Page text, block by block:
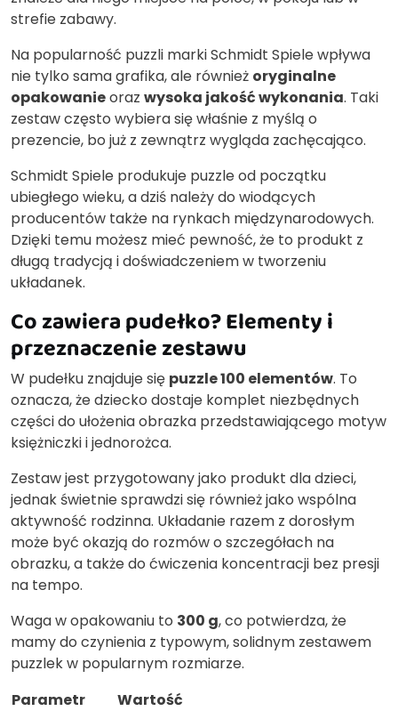
strefie zabawy.
Na popularność puzzli marki Schmidt Spiele wpływa
nie tylko sama grafika, ale również oryginalne
opakowanieoraz wysoka jakość wykonania. Taki
zestaw często wybiera się właśnie z myślą o
prezencie, bo już z zewnątrz wygląda zachęcająco.
Schmidt Spiele produkuje puzzle od początku
ubiegłego wieku, a dziś należy do wiodących
producentów także na rynkach międzynarodowych.
Dzięki temu możesz mieć pewność, że to produkt z
długą tradycją i doświadczeniem w tworzeniu
układanek.
Co zawiera pudełko? Elementy i
przeznaczenie zestawu
W pudełku znajduje się puzzle 100 elementów. To
oznacza, że dziecko dostaje komplet niezbędnych
części do ułożenia obrazka przedstawiającego motyw
księżniczki i jednorożca.
Zestaw jest przygotowany jako produkt dla dzieci,
jednak świetnie sprawdzi się również jako wspólna
aktywność rodzinna. Układanie razem z dorosłym
może być okazją do rozmów o szczegółach na
obrazku, a także do ćwiczenia koncentracji bez presji
na tempo.
Waga w opakowaniu to 300 g, co potwierdza, że
mamy do czynienia z typowym, solidnym zestawem
puzzlek w popularnym rozmiarze.
Parametr
Wartość